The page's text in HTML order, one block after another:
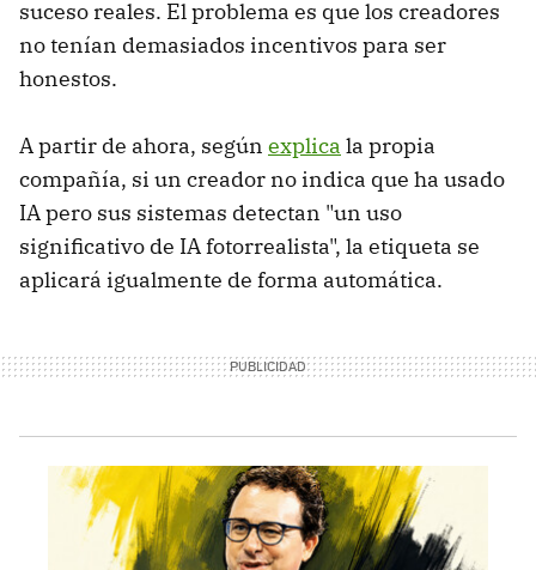
suceso reales. El problema es que los creadores
no tenían demasiados incentivos para ser
honestos.
A partir de ahora, según explica la propia
compañía, si un creador no indica que ha usado
IA pero sus sistemas detectan "un uso
significativo de IA fotorrealista", la etiqueta se
aplicará igualmente de forma automática.